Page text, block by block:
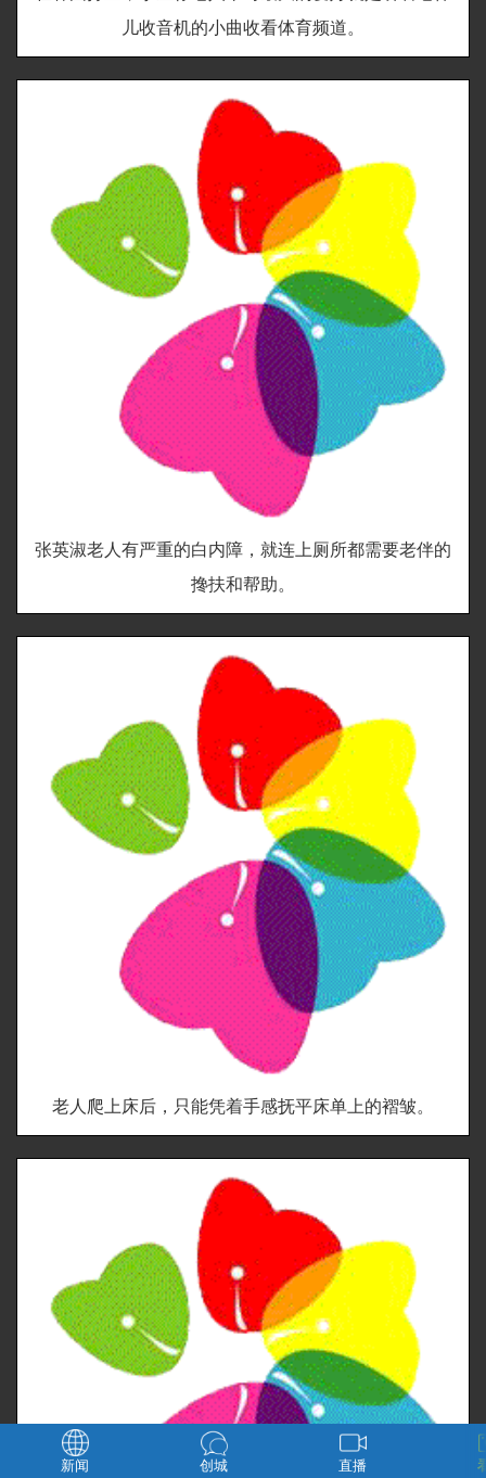
儿收音机的小曲收看体育频道。
张英淑老人有严重的白内障，就连上厕所都需要老伴的
搀扶和帮助。
老人爬上床后，只能凭着手感抚平床单上的褶皱。
新闻 创城 直播